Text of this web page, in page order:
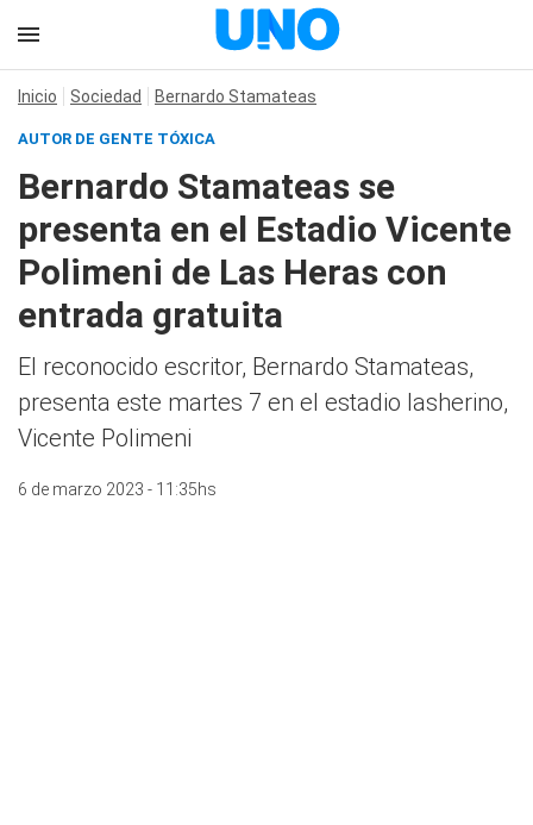
Inicio Sociedad Bernardo Stamateas
AUTOR DE GENTE TÓXICA
Bernardo Stamateas se
presenta en el Estadio Vicente
Polimeni de Las Heras con
entrada gratuita
El reconocido escritor, Bernardo Stamateas,
presenta este martes 7 en el estadio lasherino,
Vicente Polimeni
6 de marzo 2023 - 11:35hs